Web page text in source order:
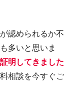
認められるか不
多いと思いま
明してきました
相談を今すぐご